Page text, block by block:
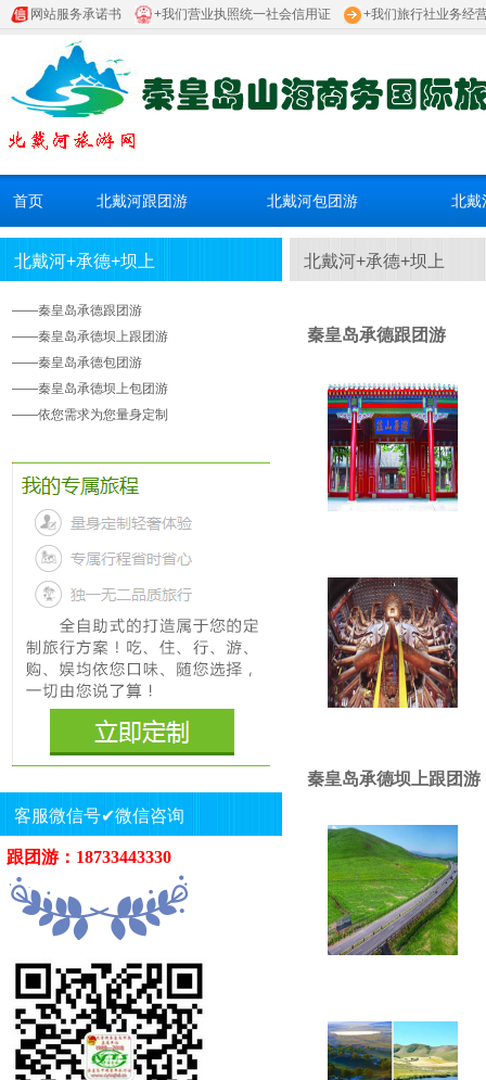
网站服务承诺书 +我们营业执照统一社会信用证 +我们旅行社业务经
首页 北戴河跟团游 北戴河包团游 北戴
北戴河+承德+坝上
——秦皇岛承德跟团游
——秦皇岛承德坝上跟团游
——秦皇岛承德包团游
——秦皇岛承德坝上包团游
——依您需求为您量身定制
客服微信号✔微信咨询
跟团游：18733443330
北戴河+承德+坝上
秦皇岛承德跟团游
秦皇岛承德坝上跟团游